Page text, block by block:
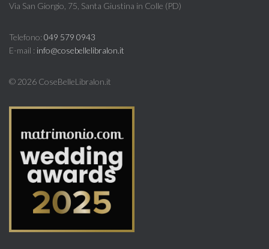
Via San Giorgio, 75, Santa Giustina in Colle (PD)
Telefono: 049 579 0943
E-mail : info@cosebellelibralon.it
© 2026 CoseBelleLibralon.it